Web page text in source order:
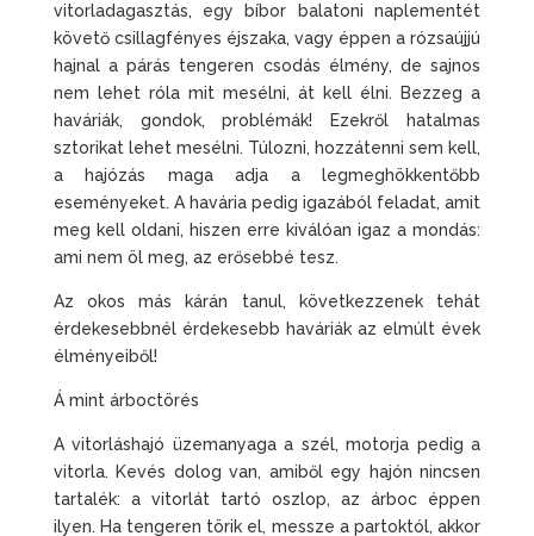
vitorladagasztás, egy bíbor balatoni naplementét
követő csillagfényes éjszaka, vagy éppen a rózsaújjú
hajnal a párás tengeren csodás élmény, de sajnos
nem lehet róla mit mesélni, át kell élni. Bezzeg a
haváriák, gondok, problémák! Ezekről hatalmas
sztorikat lehet mesélni. Túlozni, hozzátenni sem kell,
a hajózás maga adja a legmeghökkentőbb
eseményeket. A havária pedig igazából feladat, amit
meg kell oldani, hiszen erre kiválóan igaz a mondás:
ami nem öl meg, az erősebbé tesz.
Az okos más kárán tanul, következzenek tehát
érdekesebbnél érdekesebb haváriák az elmúlt évek
élményeiből!
Á mint árboctörés
A vitorláshajó üzemanyaga a szél, motorja pedig a
vitorla. Kevés dolog van, amiből egy hajón nincsen
tartalék: a vitorlát tartó oszlop, az árboc éppen
ilyen. Ha tengeren törik el, messze a partoktól, akkor